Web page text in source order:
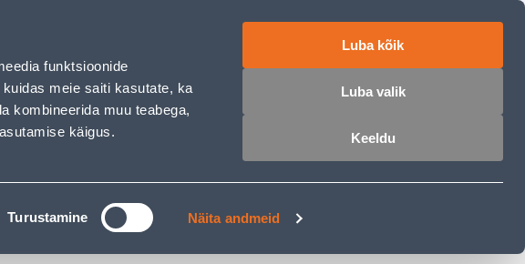
funktsioonide
meie saiti kasutate, ka
kombineerida muu teabega,
käigus.
Turustamine Näita andmeid
Luba kõik
Luba valik
Keeldu
ETRUEN
Logi sisse Ostukorv
MEISTRIKLUBI BLOGI
DEKORATIIVPADI SPLENDID MILA 45X45CM HELEHALL